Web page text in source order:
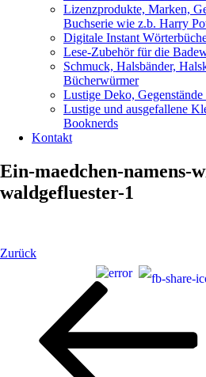
Lizenzprodukte, Marken,
Buchserie wie z.b. Harry
Digitale Instant
Lese-Zubehör für die
Schmuck, Halsbänder,
Bücherwürmer
Lustige Deko,
Lustige und ausgefallene
Booknerds
Kontakt
Ein-maedchen-namens-
waldgefluester-1
Beitragsnavigation
Vorheriger
Zurück